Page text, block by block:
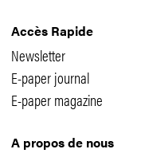
Accès Rapide
Newsletter
E-paper journal
E-paper magazine
A propos de nous